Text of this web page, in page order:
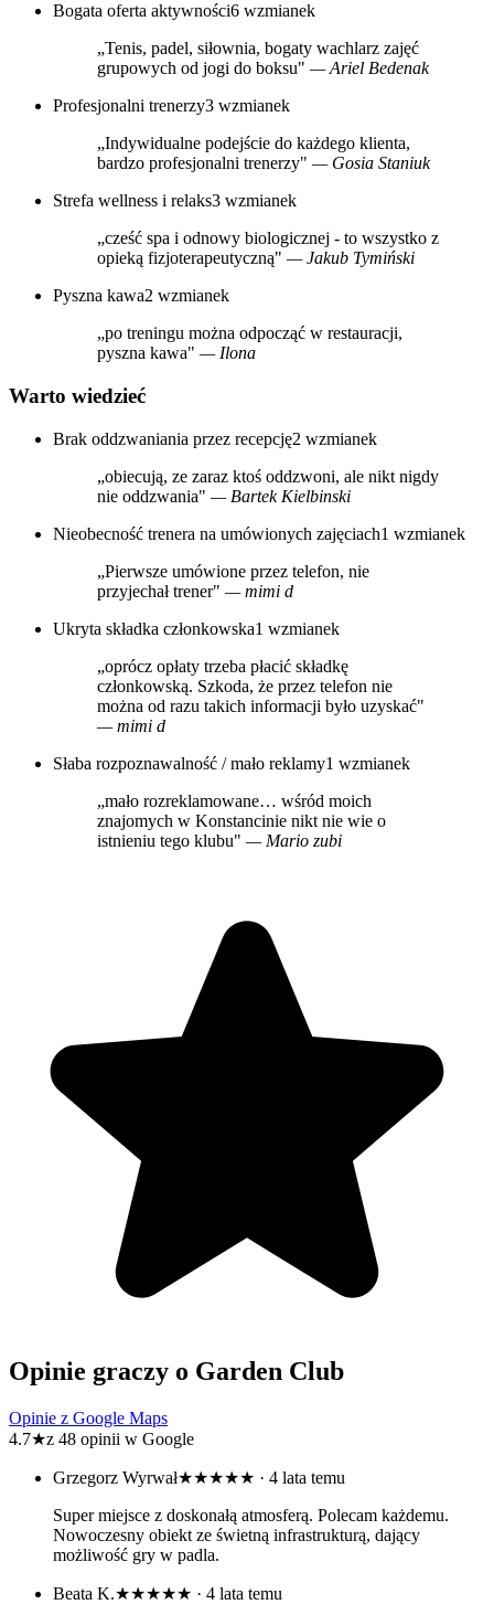
Bogata oferta aktywności6 wzmianek
„Tenis, padel, siłownia, bogaty wachlarz zajęć
grupowych od jogi do boksu" — Ariel Bedenak
Profesjonalni trenerzy3 wzmianek
„Indywidualne podejście do każdego klienta,
bardzo profesjonalni trenerzy" — Gosia Staniuk
Strefa wellness i relaks3 wzmianek
„cześć spa i odnowy biologicznej - to wszystko z
opieką fizjoterapeutyczną" — Jakub Tymiński
Pyszna kawa2 wzmianek
„po treningu można odpocząć w restauracji,
pyszna kawa" — Ilona
Warto wiedzieć
Brak oddzwaniania przez recepcję2 wzmianek
„obiecują, ze zaraz ktoś oddzwoni, ale nikt nigdy
nie oddzwania" — Bartek Kielbinski
Nieobecność trenera na umówionych zajęciach1 wzmianek
„Pierwsze umówione przez telefon, nie
przyjechał trener" — mimi d
Ukryta składka członkowska1 wzmianek
„oprócz opłaty trzeba płacić składkę
członkowską. Szkoda, że przez telefon nie
można od razu takich informacji było uzyskać"
— mimi d
Słaba rozpoznawalność / mało reklamy1 wzmianek
„mało rozreklamowane… wśród moich
znajomych w Konstancinie nikt nie wie o
istnieniu tego klubu" — Mario zubi
Opinie graczy o Garden Club
Opinie z Google Maps
4.7★z 48 opinii w Google
Grzegorz Wyrwał★★★★★ · 4 lata temu
Super miejsce z doskonałą atmosferą. Polecam każdemu.
Nowoczesny obiekt ze świetną infrastrukturą, dający
możliwość gry w padla.
Beata K.★★★★★ · 4 lata temu